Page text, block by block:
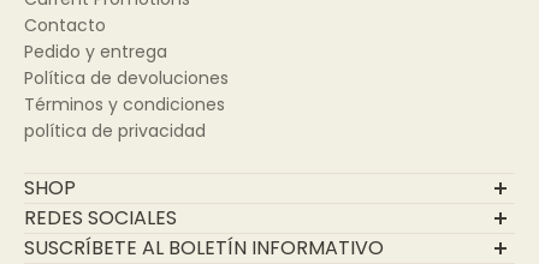
Contacto
Pedido y entrega
Política de devoluciones
Términos y condiciones
política de privacidad
SHOP
Final Sale
New Arrivals
REDES SOCIALES
SUSCRÍBETE AL BOLETÍN INFORMATIVO